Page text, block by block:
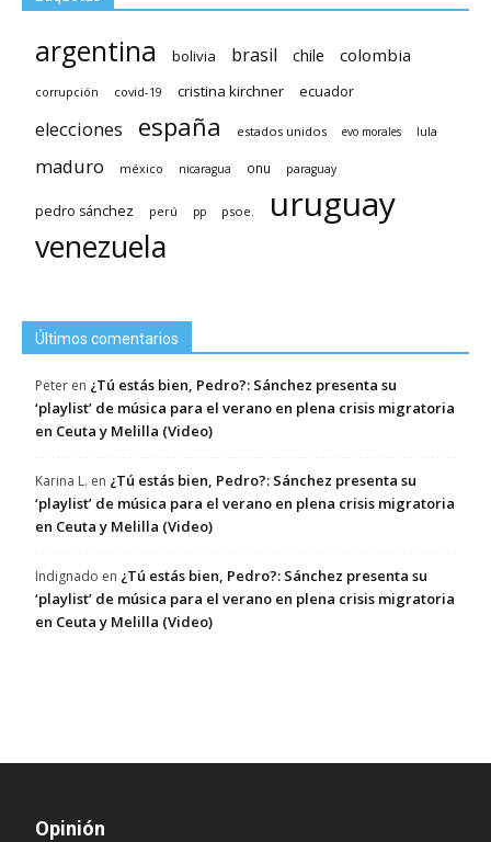
argentina bolivia brasil chile colombia
corrupción covid-19 cristina kirchner ecuador
elecciones españa estados unidos evo morales lula
maduro méxico nicaragua onu paraguay
pedro sánchez perú pp psoe. uruguay
venezuela
Últimos comentarios
Peter en ¿Tú estás bien, Pedro?: Sánchez presenta su
‘playlist’ de música para el verano en plena crisis migratoria
en Ceuta y Melilla (Video)
Karina L. en ¿Tú estás bien, Pedro?: Sánchez presenta su
‘playlist’ de música para el verano en plena crisis migratoria
en Ceuta y Melilla (Video)
Indignado en ¿Tú estás bien, Pedro?: Sánchez presenta su
‘playlist’ de música para el verano en plena crisis migratoria
en Ceuta y Melilla (Video)
Opinión